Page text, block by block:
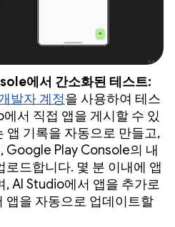
에서 간소화된 테스트:
발자 계정을 사용하여 테스
서 직접 앱을 게시할 수 있
앱 기록을 자동으로 만들고,
Google Play Console의 내
로드합니다. 몇 분 이내에 앱
, AI Studio에서 앱을 추가로
앱을 자동으로 업데이트할